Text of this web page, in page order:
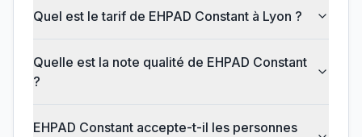
Quel est le tarif de EHPAD Constant à Lyon ?
Quelle est la note qualité de EHPAD Constant
?
EHPAD Constant accepte-t-il les personnes